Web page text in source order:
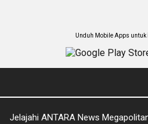
Unduh Mobile Apps untuk
Jelajahi ANTARA News